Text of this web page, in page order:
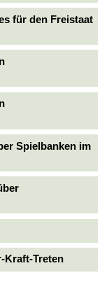
für den Freistaat
Spielbanken im
Kraft-Treten